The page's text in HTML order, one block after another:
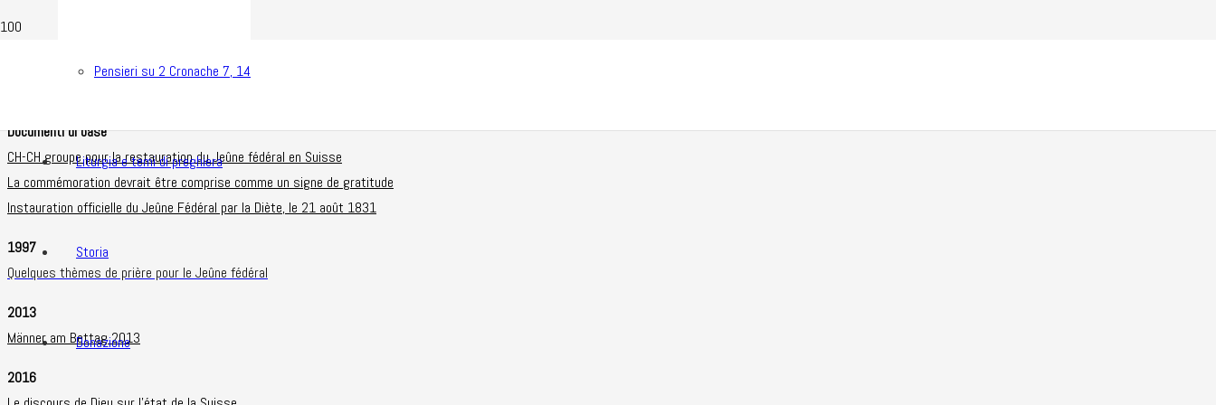
Pensieri su 2 Cronache 7, 14
Liturgia e temi di preghiera
Storia
Donazione
Documenti di base
CH-CH groupe pour la restauration du Jeûne fédéral en Suisse
La commémoration devrait être comprise comme un signe de gratitude
Instauration officielle du Jeûne Fédéral par la Diète, le 21 août 1831
1997
Quelques thèmes de prière pour le Jeûne fédéral
2013
Männer am Bettag 2013
2016